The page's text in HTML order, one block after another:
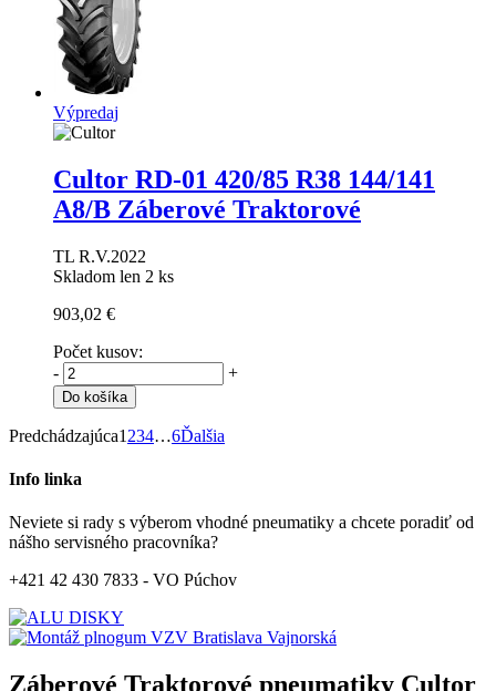
Výpredaj
Cultor RD-01 420/85 R38 144/141
A8/B Záberové Traktorové
TL R.V.2022
Skladom len 2 ks
903,02 €
Počet kusov:
-
+
Do košíka
Predchádzajúca1 234…6Ďalšia
Info linka
Neviete si rady s výberom vhodné pneumatiky a chcete poradiť od
nášho servisného pracovníka?
+421 42 430 7833 - VO Púchov
Záberové Traktorové pneumatiky Cultor